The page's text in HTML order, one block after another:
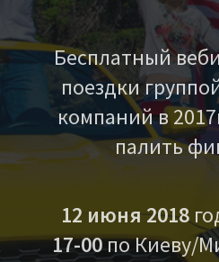
Бесплатный
поездки
компаний в
палить
12 июня 2018
17-00по Киеву/